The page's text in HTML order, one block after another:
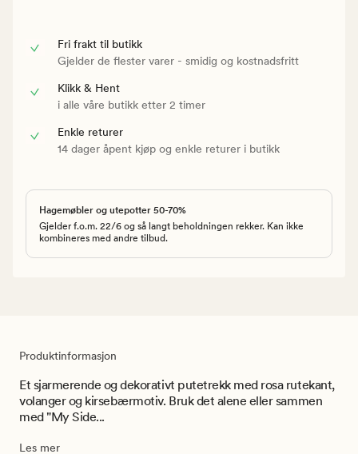
Fri frakt til butikk
Gjelder de flester varer - smidig og kostnadsfritt
Klikk & Hent
i alle våre butikk etter 2 timer
Enkle returer
14 dager åpent kjøp og enkle returer i butikk
Hagemøbler og utepotter 50-70%
Gjelder f.o.m. 22/6 og så langt beholdningen rekker. Kan ikke
kombineres med andre tilbud.
Produktinformasjon
Et sjarmerende og dekorativt putetrekk med rosa rutekant,
volanger og kirsebærmotiv. Bruk det alene eller sammen
med "My Side...
Les mer